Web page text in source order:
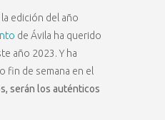
edición del año
de Ávila ha querido
año 2023. Y ha
fin de semana en el
serán los auténticos